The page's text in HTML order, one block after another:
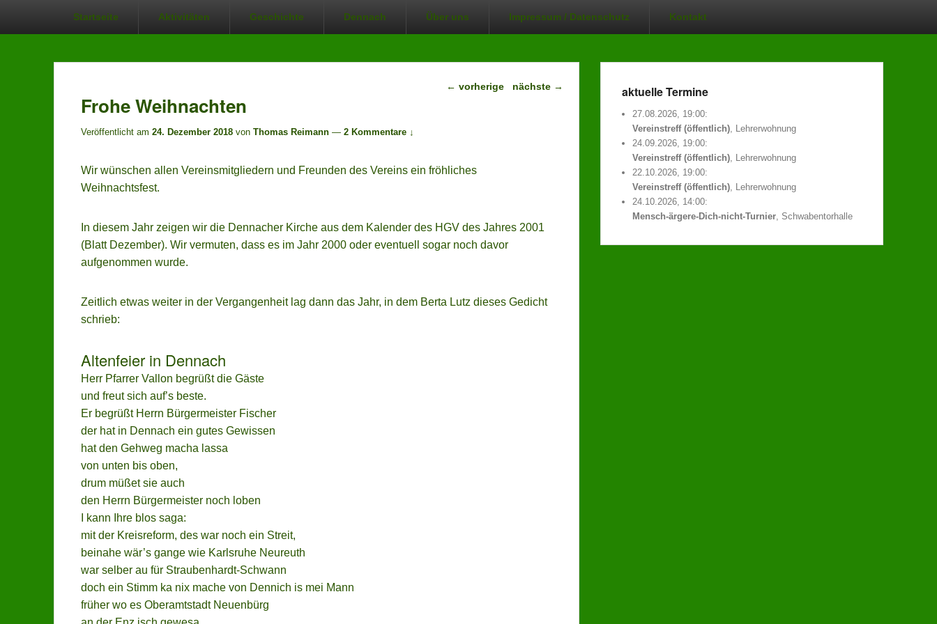
aktuelle Termine
27.08.2026, 19:00:
Vereinstreff (öffentlich)
24.09.2026, 19:00:
22.10.2026, 19:00:
Startseite Aktivitäten Geschichte Dennach Über uns Impressum / Datenschutz Kontakt
Beitragsnavigation
← vorherige nächste →
Frohe Weihnachten
Veröffentlicht am 24. Dezember 2018 von Thomas Reimann — 2 Kommentare ↓
Wir wünschen allen Vereinsmitgliedern und Freunden des Vereins ein fröhliches
Weihnachtsfest.
In diesem Jahr zeigen wir die Dennacher Kirche aus dem Kalender des HGV des Jahres 2001
(Blatt Dezember). Wir vermuten, dass es im Jahr 2000 oder eventuell sogar noch davor
aufgenommen wurde.
Zeitlich etwas weiter in der Vergangenheit lag dann das Jahr, in dem Berta Lutz dieses Gedicht
schrieb:
Altenfeier in Dennach
Herr Pfarrer Vallon begrüßt die Gäste
und freut sich auf’s beste.
Er begrüßt Herrn Bürgermeister Fischer
der hat in Dennach ein gutes Gewissen
hat den Gehweg macha lassa
von unten bis oben,
drum müßet sie auch
den Herrn Bürgermeister noch loben
I kann Ihre blos saga:
mit der Kreisreform, des war noch ein Streit,
beinahe wär’s gange wie Karlsruhe Neureuth
war selber au für Straubenhardt-Schwann
doch ein Stimm ka nix mache von Dennich is mei Mann
früher wo es Oberamtstadt Neuenbürg
aktuelle Termine
27.08.2026, 19:00:
Vereinstreff (öffentlich), Lehrerwohnung
24.09.2026, 19:00:
Vereinstreff (öffentlich), Lehrerwohnung
22.10.2026, 19:00:
Vereinstreff (öffentlich), Lehrerwohnung
24.10.2026, 14:00:
Mensch-ärgere-Dich-nicht-Turnier, Schwabentorhalle